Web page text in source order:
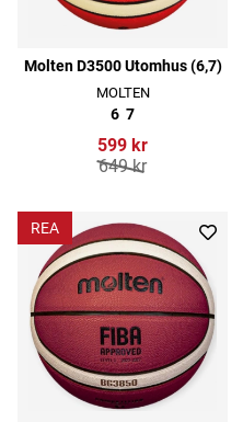
Molten D3500 Utomhus (6,7)
MOLTEN
6 7
599 kr
649 kr
REA